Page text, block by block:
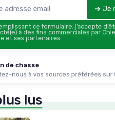
➔ Je
ce formulaire, j’accepte
à des fins commerciales par
et ses partenaires.
de chasse
nous à vos sources préférées sur
lus